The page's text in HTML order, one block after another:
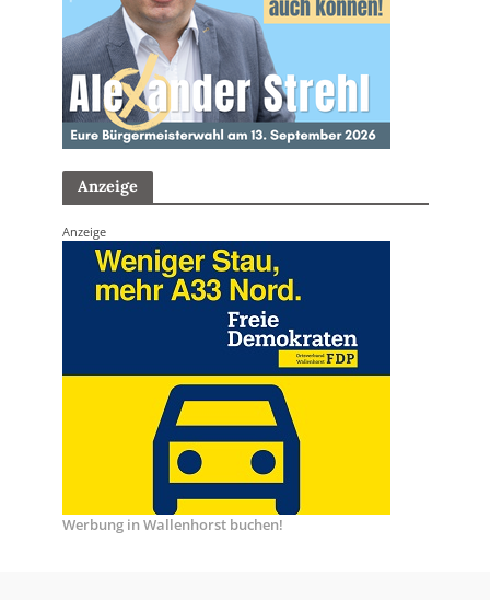
Anzeige
Anzeige
Werbung in Wallenhorst buchen!